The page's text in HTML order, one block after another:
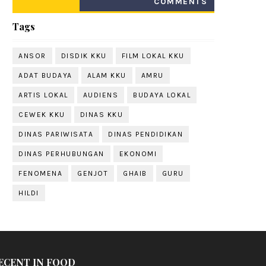
Tags
ANSOR DISDIK KKU FILM LOKAL KKU
ADAT BUDAYA ALAM KKU AMRU
ARTIS LOKAL AUDIENS BUDAYA LOKAL
CEWEK KKU DINAS KKU
DINAS PARIWISATA DINAS PENDIDIKAN
DINAS PERHUBUNGAN EKONOMI
FENOMENA GENJOT GHAIB GURU
HILDI
IN FOOD